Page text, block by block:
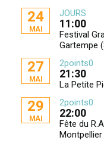
24
MAI
JOURS
11:00
Festival
Gartempe
27
MAI
2points0
21:30
La Petite
29
MAI
2points0
22:00
Fête du
Montpellier